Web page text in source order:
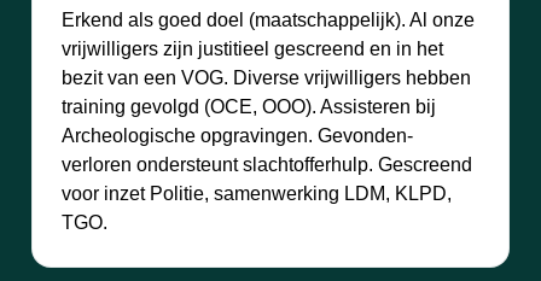
Erkend als goed doel (maatschappelijk). Al onze
vrijwilligers zijn justitieel gescreend en in het
bezit van een VOG. Diverse vrijwilligers hebben
training gevolgd (OCE, OOO). Assisteren bij
Archeologische opgravingen. Gevonden-
verloren ondersteunt slachtofferhulp. Gescreend
voor inzet Politie, samenwerking LDM, KLPD,
TGO.